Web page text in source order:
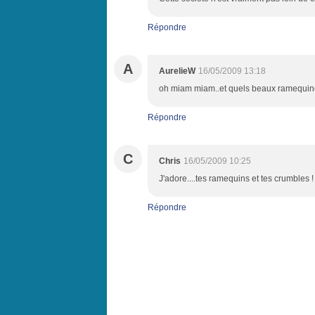
Répondre
A AurelieW 16/05/2009 13:18
oh miam miam..et quels beaux
Répondre
C Chris 16/05/2009 10:25
J'adore....tes ramequins et tes crumbles !
Répondre